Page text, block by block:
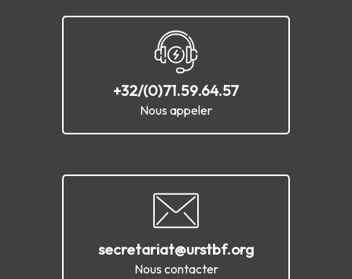
+32/(0)71.59.64.57
Nous appeler
secretariat@urstbf.org
Nous contacter